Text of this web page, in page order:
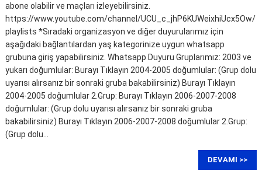
abone olabilir ve maçları izleyebilirsiniz.
https://www.youtube.com/channel/UCU_c_jhP6KUWeixhiUcx5Ow/
playlists *Sıradaki organizasyon ve diğer duyurularımız için
aşağıdaki bağlantılardan yaş kategorinize uygun whatsapp
grubuna giriş yapabilirsiniz. Whatsapp Duyuru Gruplarımız: 2003 ve
yukarı doğumlular: Burayı Tıklayın 2004-2005 doğumlular: (Grup dolu
uyarısı alırsanız bir sonraki gruba bakabilirsiniz) Burayı Tıklayın
2004-2005 doğumlular 2.Grup: Burayı Tıklayın 2006-2007-2008
doğumlular: (Grup dolu uyarısı alırsanız bir sonraki gruba
bakabilirsiniz) Burayı Tıklayın 2006-2007-2008 doğumlular 2.Grup:
(Grup dolu…
DEVAMI >>